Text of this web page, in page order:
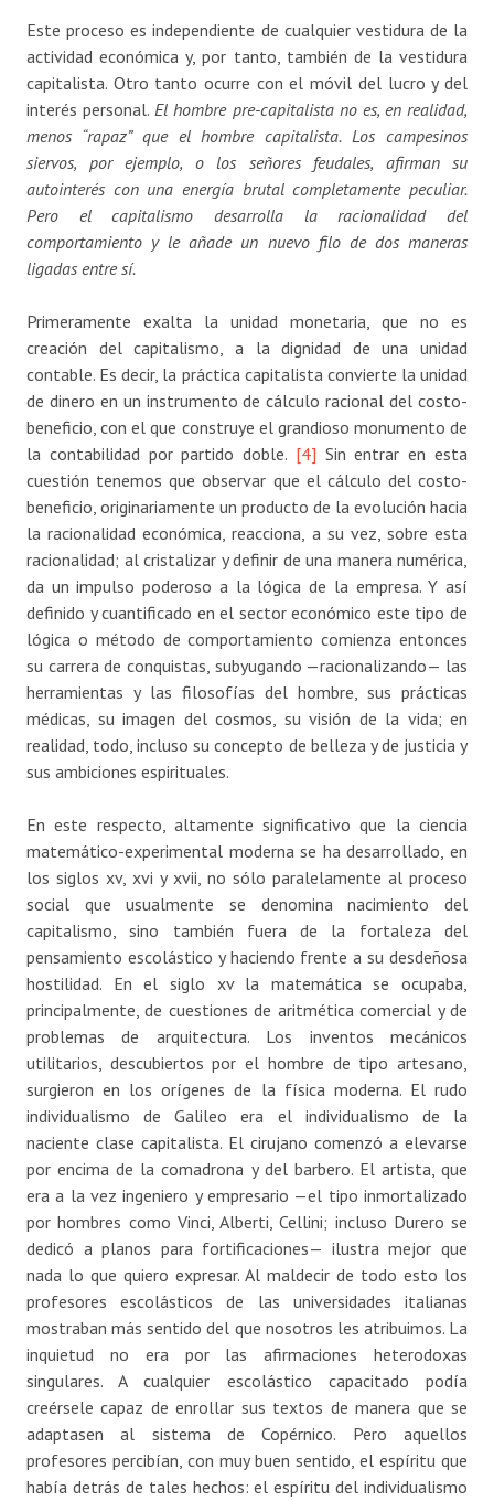
Este proceso es independiente de cualquier vestidura de la
actividad económica y, por tanto, también de la vestidura
capitalista. Otro tanto ocurre con el móvil del lucro y del
interés personal. El hombre pre-capitalista no es, en realidad,
menos “rapaz” que el hombre capitalista. Los campesinos
siervos, por ejemplo, o los señores feudales, afirman su
autointerés con una energía brutal completamente peculiar.
Pero el capitalismo desarrolla la racionalidad del
comportamiento y le añade un nuevo filo de dos maneras
ligadas entre sí.
Primeramente exalta la unidad monetaria, que no es
creación del capitalismo, a la dignidad de una unidad
contable. Es decir, la práctica capitalista convierte la unidad
de dinero en un instrumento de cálculo racional del costo-
beneficio, con el que construye el grandioso monumento de
la contabilidad por partido doble. [4] Sin entrar en esta
cuestión tenemos que observar que el cálculo del costo-
beneficio, originariamente un producto de la evolución hacia
la racionalidad económica, reacciona, a su vez, sobre esta
racionalidad; al cristalizar y definir de una manera numérica,
da un impulso poderoso a la lógica de la empresa. Y así
definido y cuantificado en el sector económico este tipo de
lógica o método de comportamiento comienza entonces
su carrera de conquistas, subyugando —racionalizando— las
herramientas y las filosofías del hombre, sus prácticas
médicas, su imagen del cosmos, su visión de la vida; en
realidad, todo, incluso su concepto de belleza y de justicia y
sus ambiciones espirituales.
En este respecto, altamente significativo que la ciencia
matemático-experimental moderna se ha desarrollado, en
los siglos xv, xvi y xvii, no sólo paralelamente al proceso
social que usualmente se denomina nacimiento del
capitalismo, sino también fuera de la fortaleza del
pensamiento escolástico y haciendo frente a su desdeñosa
hostilidad. En el siglo xv la matemática se ocupaba,
principalmente, de cuestiones de aritmética comercial y de
problemas de arquitectura. Los inventos mecánicos
utilitarios, descubiertos por el hombre de tipo artesano,
surgieron en los orígenes de la física moderna. El rudo
individualismo de Galileo era el individualismo de la
naciente clase capitalista. El cirujano comenzó a elevarse
por encima de la comadrona y del barbero. El artista, que
era a la vez ingeniero y empresario —el tipo inmortalizado
por hombres como Vinci, Alberti, Cellini; incluso Durero se
dedicó a planos para fortificaciones— ilustra mejor que
nada lo que quiero expresar. Al maldecir de todo esto los
profesores escolásticos de las universidades italianas
mostraban más sentido del que nosotros les atribuimos. La
inquietud no era por las afirmaciones heterodoxas
singulares. A cualquier escolástico capacitado podía
creérsele capaz de enrollar sus textos de manera que se
adaptasen al sistema de Copérnico. Pero aquellos
profesores percibían, con muy buen sentido, el espíritu que
había detrás de tales hechos: el espíritu del individualismo